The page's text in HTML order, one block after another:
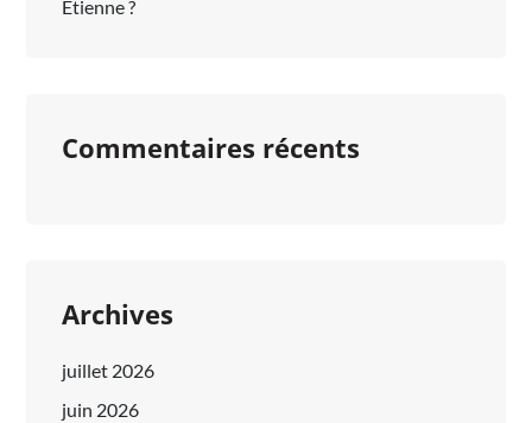
Étienne ?
Commentaires récents
Archives
juillet 2026
juin 2026